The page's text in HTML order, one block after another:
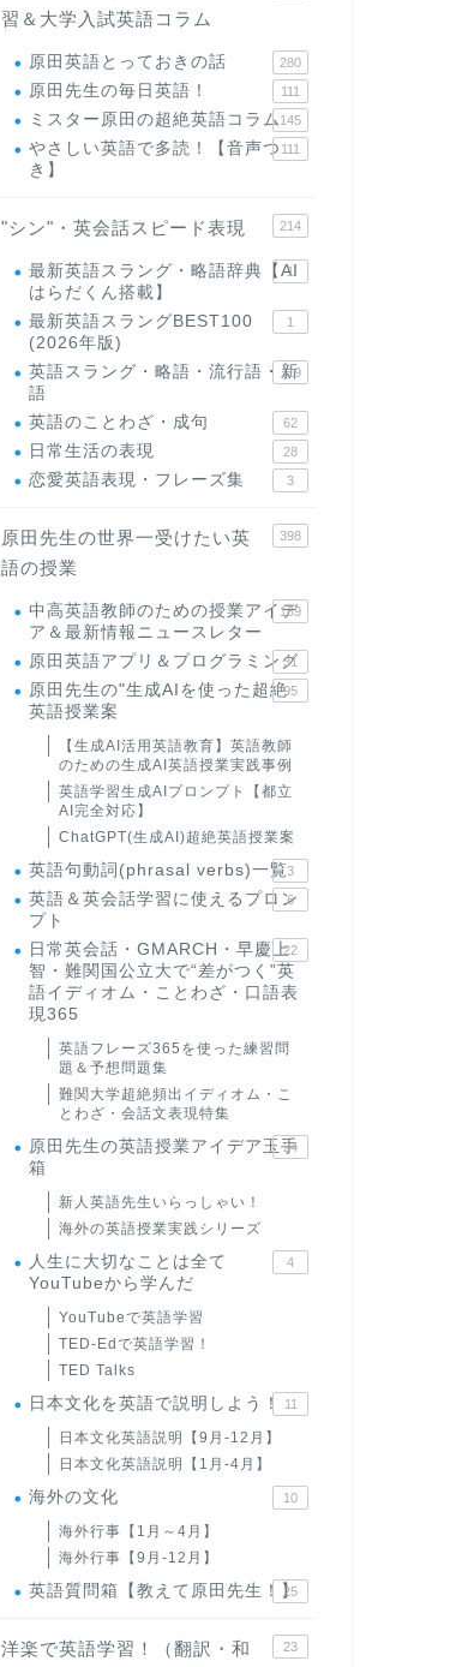
習＆大学入試英語コラム
原田英語とっておきの話 280
原田先生の毎日英語！ 111
ミスター原田の超絶英語コラム145
やさしい英語で多読！【音声つ
き】
111
"シン"・英会話スピード表現 214
最新英語スラング・略語辞典【AI
はらだくん搭載】
1
最新英語スラングBEST100
(2026年版)
1
英語スラング・略語・流行語・新
語
119
英語のことわざ・成句 62
日常生活の表現 28
恋愛英語表現・フレーズ集 3
原田先生の世界一受けたい英
語の授業
398
中高英語教師のための授業アイデ
ア＆最新情報ニュースレター
169
原田英語アプリ＆プログラミング
31
原田先生の"生成AIを使った超絶
英語授業案
95
【生成AI活用英語教育】英語教師
のための生成AI英語授業実践事例
英語学習生成AIプロンプト【都立
AI完全対応】
ChatGPT(生成AI)超絶英語授業案
英語句動詞(phrasal verbs)一覧3
英語＆英会話学習に使えるプロン
プト
6
日常英会話・GMARCH・早慶上
智・難関国公立大で“差がつく”英
語イディオム・ことわざ・口語表
現365
22
英語フレーズ365を使った練習問
題＆予想問題集
難関大学超絶頻出イディオム・こ
とわざ・会話文表現特集
原田先生の英語授業アイデア玉手
箱
24
新人英語先生いらっしゃい！
海外の英語授業実践シリーズ
人生に大切なことは全て
YouTubeから学んだ
4
YouTubeで英語学習
TED-Edで英語学習！
TED Talks
日本文化を英語で説明しよう！ 11
日本文化英語説明【9月-12月】
日本文化英語説明【1月-4月】
海外の文化 10
海外行事【1月～4月】
海外行事【9月-12月】
英語質問箱【教えて原田先生！】
25
洋楽で英語学習！（翻訳・和
23